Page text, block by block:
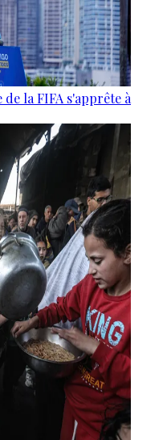
la FIFA s'apprête à